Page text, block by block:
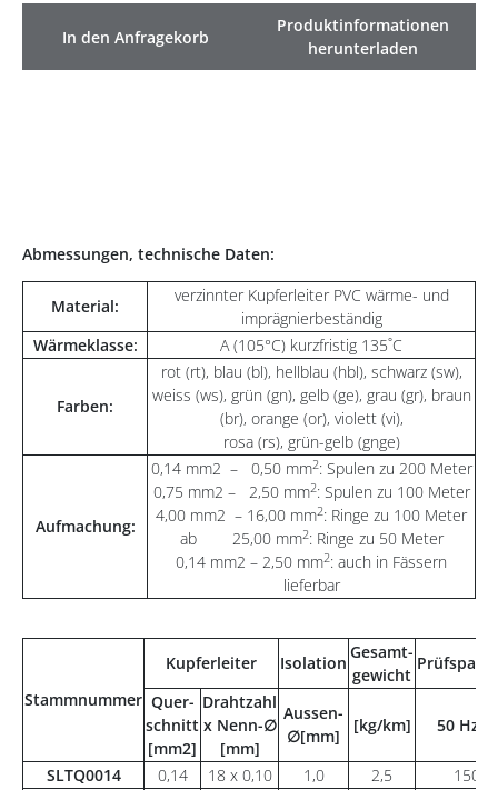
In den Anfragekorb
Produktinformationen
herunterladen
Abmessungen, technische Daten:
Material:
verzinnter Kupferleiter PVC wärme- und
imprägnierbeständig
Wärmeklasse:
A (105°C) kurzfristig 135˚C
Farben:
rot (rt), blau (bl), hellblau (hbl), schwarz (sw),
weiss (ws), grün (gn), gelb (ge), grau (gr), braun
(br), orange (or), violett (vi),
rosa (rs), grün-gelb (gnge)
Aufmachung:
0,14 mm2 – 0,50 mm2: Spulen zu 200 Meter
0,75 mm2 – 2,50 mm2: Spulen zu 100 Meter
4,00 mm2 – 16,00 mm2: Ringe zu 100 Meter
ab 25,00 mm2: Ringe zu 50 Meter
0,14 mm2 – 2,50 mm2: auch in Fässern
lieferbar
Stammnummer
Kupferleiter Isolation
Gesamt-
gewicht
Quer-
schnitt
[mm2]
Drahtzahl
x Nenn-∅
[mm]
Aussen-
∅[mm]
[kg/km] 50 Hz
SLTQ0014 0,14 18 x 0,10 1,0 2,5
1500